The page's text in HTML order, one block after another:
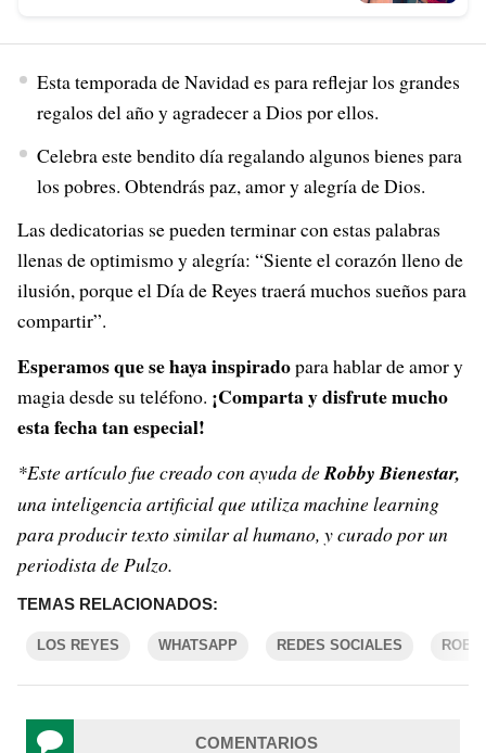
Esta temporada de Navidad es para reflejar los grandes
regalos del año y agradecer a Dios por ellos.
Celebra este bendito día regalando algunos bienes para
los pobres. Obtendrás paz, amor y alegría de Dios.
Las dedicatorias se pueden terminar con estas palabras
llenas de optimismo y alegría: “Siente el corazón lleno de
ilusión, porque el Día de Reyes traerá muchos sueños para
compartir”.
Esperamos que se haya inspiradopara hablar de amor y
magia desde su teléfono. ¡Comparta y disfrute mucho
esta fecha tan especial!
*Este artículo fue creado con ayuda deRobby Bienestar,
una inteligencia artificial que utiliza machine learning
para producir texto similar al humano, y curado por un
periodista de Pulzo.
TEMAS RELACIONADOS:
LOS REYES WHATSAPP REDES SOCIALES
COMENTARIOS